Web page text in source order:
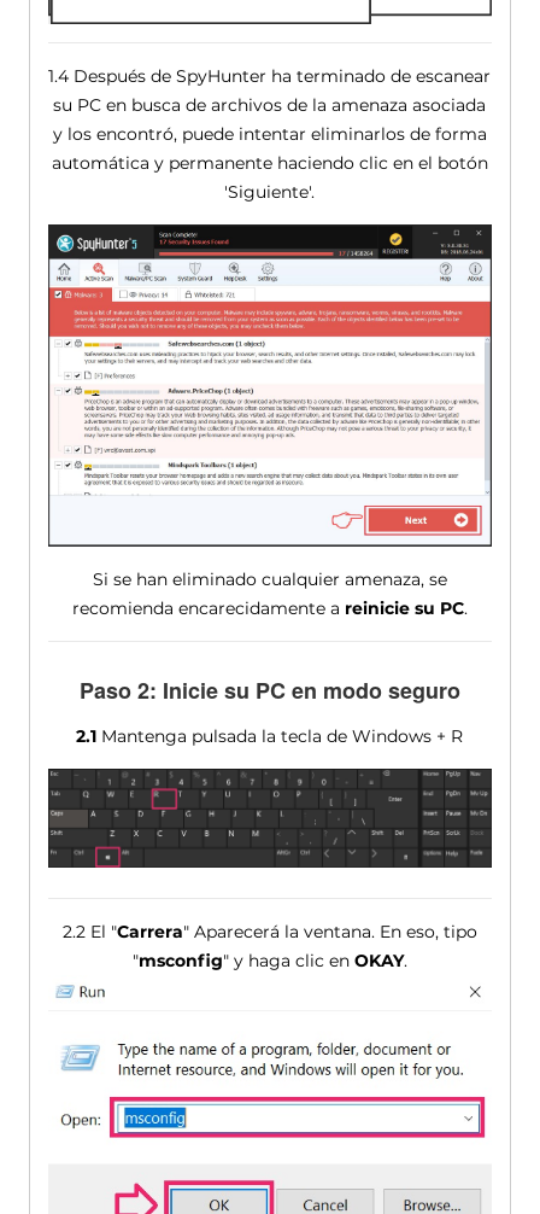
1.4 Después de SpyHunter ha terminado de escanear
su PC en busca de archivos de la amenaza asociada
y los encontró, puede intentar eliminarlos de forma
automática y permanente haciendo clic en el botón
'Siguiente'.
Si se han eliminado cualquier amenaza, se
recomienda encarecidamente a reinicie su PC.
Paso 2: Inicie su PC en modo seguro
2.1 Mantenga pulsada la tecla de Windows + R
2.2 El "Carrera" Aparecerá la ventana. En eso, tipo
"msconfig" y haga clic en OKAY.